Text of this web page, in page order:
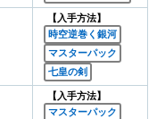
【入手方法】
時空逆巻く銀河
マスターパック
七皇の剣
【入手方法】
マスターパック